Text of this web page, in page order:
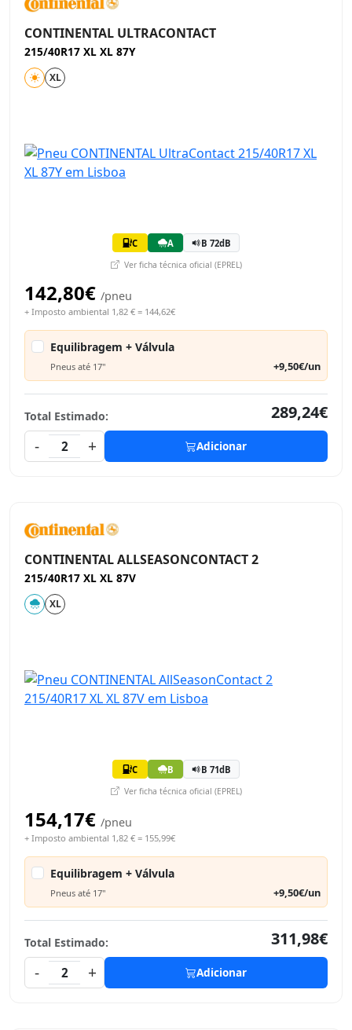
CONTINENTAL ULTRACONTACT
215/40R17 XL XL 87Y
XL
C A B 72dB
Ver ficha técnica oficial (EPREL)
142,80€ /pneu
+ Imposto ambiental 1,82 € = 144,62€
Equilibragem + Válvula
Pneus até 17" +9,50€/un
Total Estimado:
289,24€
-
2 + Adicionar
CONTINENTAL ALLSEASONCONTACT 2
215/40R17 XL XL 87V
XL
C B B 71dB
Ver ficha técnica oficial (EPREL)
154,17€ /pneu
+ Imposto ambiental 1,82 € = 155,99€
Equilibragem + Válvula
Pneus até 17" +9,50€/un
Total Estimado:
311,98€
-
2 + Adicionar